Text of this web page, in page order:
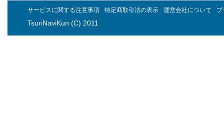
サービスに関する注意事項 特定商取引法の表示 運営会社について プ
TsuriNaviKun (C) 2011